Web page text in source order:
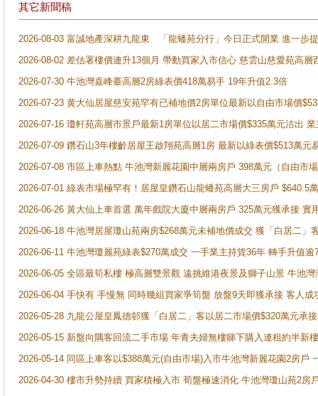
其它新聞稿
2026-08-03 富誠地產深耕九龍東 「龍蟠苑分行」今日正式開業 進一步
2026-08-02 差估署樓價連升13個月 帶動買家入市信心 慈雲山慈愛苑高層
2026-07-30 牛池灣嘉峰臺高層2房綠表價418萬易手 19年升值2.3倍
2026-07-23 黄大仙居屋慈安苑罕有已補地價2房單位最新以自由市場價
2026-07-16 瓊軒苑高層市景戶最新1房單位以居二市場價$335萬元沽出
2026-07-09 鑽石山3年樓齡居屋王啟翔苑高層1房 最新以綠表價$513萬元
2026-07-08 市區上車熱點 牛池灣新麗花園中層兩房戶 398萬元（自由市
2026-07-01 綠表市場極罕有！居屋皇鑽石山龍蟠苑高層大三房戶
2026-06-26 黃大仙上車首選 萬年戲院大廈中層兩房戶 325萬元獲承接 實
2026-06-18 牛池灣居屋瓊山苑兩房$268萬元未補地價成交 獲「白居二」
2026-06-11 牛池灣瓊麗苑綠表$270萬成交 一手業主持貨36年 轉手升值逾
2026-06-05 全區最筍私樓 極高層雙景觀 遠挑維港夜景及獅子山景 牛池
2026-06-04 手快有 手慢無 同時幾組買家爭筍盤 放盤9天即獲承接 客人
2026-05-28 九龍公屋皇鳳德邨獲「白居二」客以居二市場價$320萬元承接
2026-05-15 新盤向隅客回流二手市場 年青夫婦無樓睇下購入連租約半新
2026-05-14 同區上車客以$388萬元(自由市場)入市牛池灣新麗花園2房戶
2026-04-30 樓市升勢持續 買家積極入市 荀盤極速消化 牛池灣瓊山苑2房